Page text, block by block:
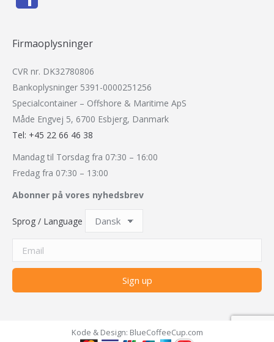
Firmaoplysninger
CVR nr. DK32780806
Bankoplysninger 5391-0000251256
Specialcontainer – Offshore & Maritime ApS
Måde Engvej 5, 6700 Esbjerg, Danmark
Tel: +45 22 66 46 38
Mandag til Torsdag fra 07:30 – 16:00
Fredag fra 07:30 – 13:00
Abonner på vores nyhedsbrev
Sprog / Language
Kode & Design: BlueCoffeeCup.com